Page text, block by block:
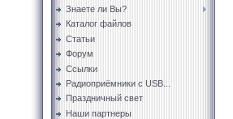
Знаете ли Вы?
Каталог файлов
Статьи
Форум
Ссылки
Радиоприёмники с USB...
Праздничный свет
Наши партнеры